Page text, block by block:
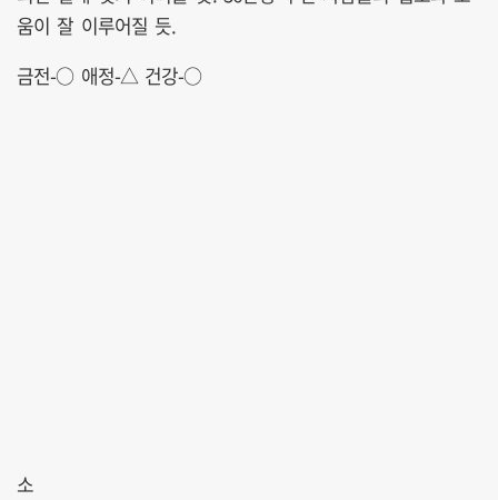
움이 잘 이루어질 듯.
금전-○ 애정-△ 건강-○
소